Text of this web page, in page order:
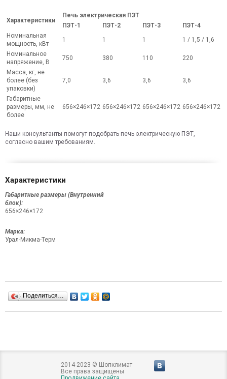
Характеристики
Печь электрическая ПЭТ
ПЭТ-1
ПЭТ-2 ПЭТ-3
ПЭТ-4
Номинальная
мощность, кВт
1 1 1
1 / 1,5 / 1,6
Номинальное
напряжение, В
750 380 110
220
Масса, кг, не
более (без
упаковки)
7,0 3,6 3,6 3,6
Габаритные
размеры, мм, не
более
656×246×172 656×246×172 656×246×172 656×246×172
Наши консультанты помогут подобрать печь электрическую ПЭТ,
согласно вашим требованиям.
Характеристики
Габаритные размеры (Внутренний
блок):
656×246×172
Марка:
Урал-Микма-Терм
Поделиться…
2014-2023 © Шопклимат
Все права защищены